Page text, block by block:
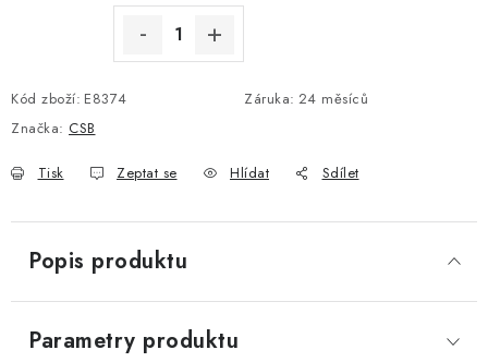
POŠTOVNÉ A DOPRAVA
KONFIGURÁTOR AUTOBATERIÍ
NÁVODY KE STAŽENÍ
Kód zboží: E8374 Záruka: 24 měsíců
Značka: CSB
Tisk Zeptat se Hlídat Sdílet
Popis produktu
Parametry produktu